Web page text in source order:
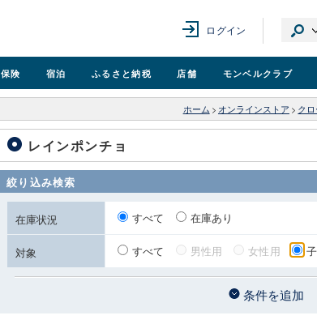
ログイン
保険 宿泊 ふるさと納税 店舗 モンベルクラブ
ホーム > オンラインストア > ク
レインポンチョ
絞り込み検索
在庫状況 すべて 在庫あり
対象 すべて 男性用 女性用
条件を追加